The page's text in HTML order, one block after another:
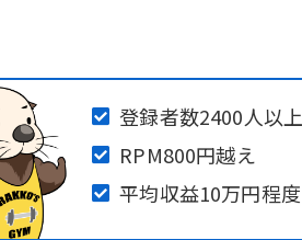
登録者数2400人以上
RPM800円越え
平均収益10万円程度